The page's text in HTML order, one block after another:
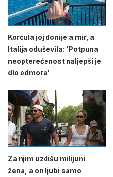
Korčula joj donijela mir, a
Italija oduševila: 'Potpuna
neopterećenost naljepši je
dio odmora'
Za njim uzdišu milijuni
žena, a on ljubi samo